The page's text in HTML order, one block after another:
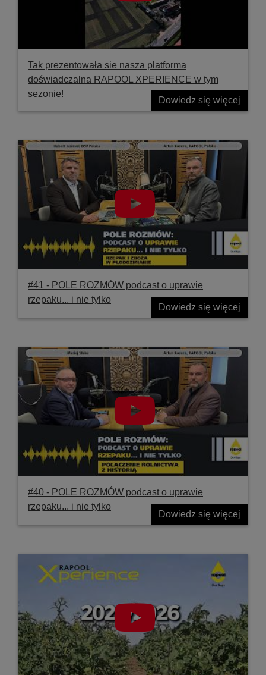
Tak prezentowała sie nasza platforma
doświadczalna RAPOOL XPERIENCE w tym
sezonie!
Dowiedz się więcej
#41 ‐ POLE ROZMÓW podcast o uprawie
rzepaku... i nie tylko
Dowiedz się więcej
#40 ‐ POLE ROZMÓW podcast o uprawie
rzepaku... i nie tylko
Dowiedz się więcej